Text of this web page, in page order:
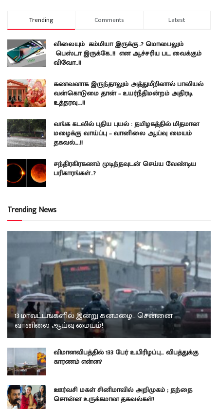
Trending Comments Latest
விலையும் கம்மியா இருக்கு..? மொபைலும்
பெஸ்டா இருக்கே..!! என ஆச்சரிய பட வைக்கும்
விவோ..!!
கணவனாக இருந்தாலும் அத்துமீறினால் பாலியல்
வன்கொடுமை தான் – உயர்நீதிமன்றம் அதிரடி
உத்தரவு….!!
வங்க கடலில் புதிய புயல் : தமிழகத்தில் மிதமான
மழைக்கு வாய்ப்பு – வானிலை ஆய்வு மையம்
தகவல்….!!
சந்திரகிரகணம் முடிந்தவுடன் செய்ய வேண்டிய
பரிகாரங்கள்..?
Trending News
13 மாவட்டங்களில் இன்று கனமழை… சென்னை
வானிலை ஆய்வு மையம்!
விமானவிபத்தில் 133 பேர் உயிரிழப்பு… விபத்துக்கு
காரணம் என்ன?
ஊர்வசி மகள் சினிமாவில் அறிமுகம் ; தந்தை
சொன்ன உருக்கமான தகவல்கள்!